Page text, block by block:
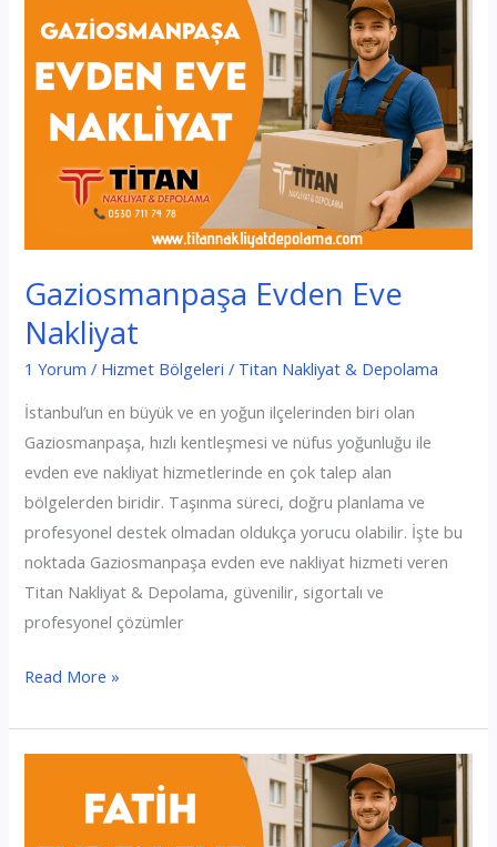
Gaziosmanpaşa Evden Eve
Nakliyat
1 Yorum / Hizmet Bölgeleri / Titan Nakliyat & Depolama
İstanbul’un en büyük ve en yoğun ilçelerinden biri olan
Gaziosmanpaşa, hızlı kentleşmesi ve nüfus yoğunluğu ile
evden eve nakliyat hizmetlerinde en çok talep alan
bölgelerden biridir. Taşınma süreci, doğru planlama ve
profesyonel destek olmadan oldukça yorucu olabilir. İşte bu
noktada Gaziosmanpaşa evden eve nakliyat hizmeti veren
Titan Nakliyat & Depolama, güvenilir, sigortalı ve
profesyonel çözümler
Gaziosmanpaşa
Eve
Read More »